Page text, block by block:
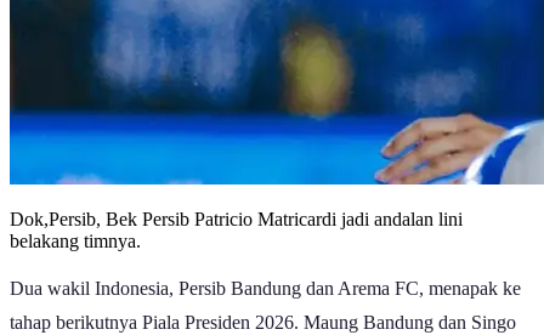
Dok,Persib, Bek Persib Patricio Matricardi jadi andalan lini
belakang timnya.
Dua wakil Indonesia, Persib Bandung dan Arema FC, menapak ke
tahap berikutnya Piala Presiden 2026. Maung Bandung dan Singo